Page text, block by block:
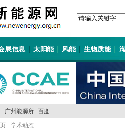
展信息 太阳能 风能 生物质能
广州能源所 百度
- 学术动态